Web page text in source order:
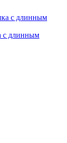
с длинным